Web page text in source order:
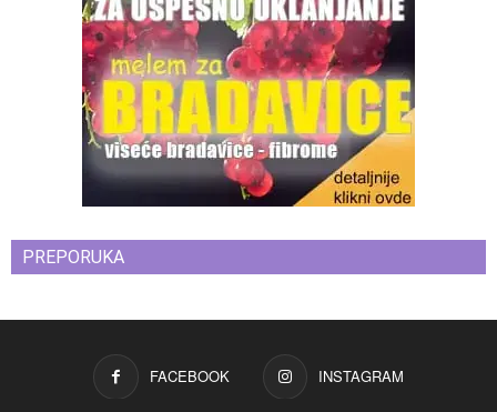
PREPORUKA
FACEBOOK INSTAGRAM